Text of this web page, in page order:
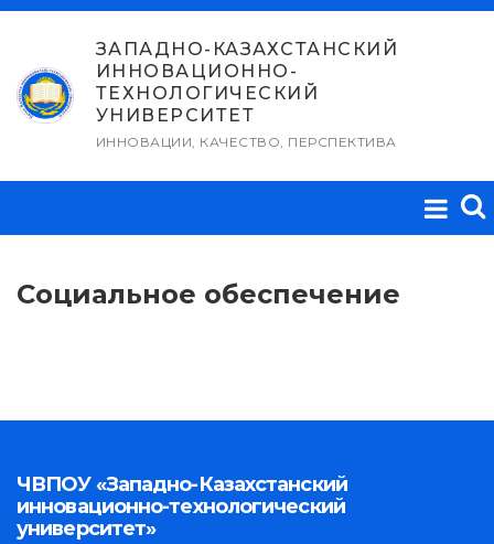
Перейти
содержимому
ЗАПАДНО-КАЗАХСТАНСКИЙ
ИННОВАЦИОННО-
ТЕХНОЛОГИЧЕСКИЙ
УНИВЕРСИТЕТ
ИННОВАЦИИ, КАЧЕСТВО, ПЕРСПЕКТИВА
Социальное обеспечение
ЧВПОУ «Западно-Казахстанский
инновационно-технологический
университет»